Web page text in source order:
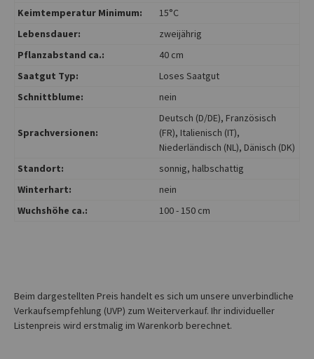
Keimtemperatur Minimum:
15°C
Lebensdauer:
zweijährig
Pflanzabstand ca.:
40 cm
Saatgut Typ:
Loses Saatgut
Schnittblume:
nein
Sprachversionen:
Deutsch (D/DE), Französisch
(FR), Italienisch (IT),
Niederländisch (NL), Dänisch (DK)
Standort:
sonnig, halbschattig
Winterhart:
nein
Wuchshöhe ca.:
100 - 150 cm
Beim dargestellten Preis handelt es sich um unsere unverbindliche
Verkaufsempfehlung (UVP) zum Weiterverkauf. Ihr individueller
Listenpreis wird erstmalig im Warenkorb berechnet.